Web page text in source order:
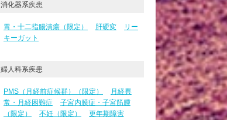
消化器系疾患
胃・十二指腸潰瘍（限定） 肝硬変
リー
キーガット
婦人科系疾患
PMS（月経前症候群）（限定）
月経異
常・月経困難症
子宮内膜症・子宮筋腫
（限定）
不妊（限定） 更年期障害